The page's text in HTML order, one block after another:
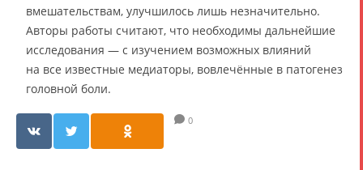
вмешательствам, улучшилось лишь незначительно.
Авторы работы считают, что необходимы дальнейшие
исследования — с изучением возможных влияний
на все известные медиаторы, вовлечённые в патогенез
головной боли.
0